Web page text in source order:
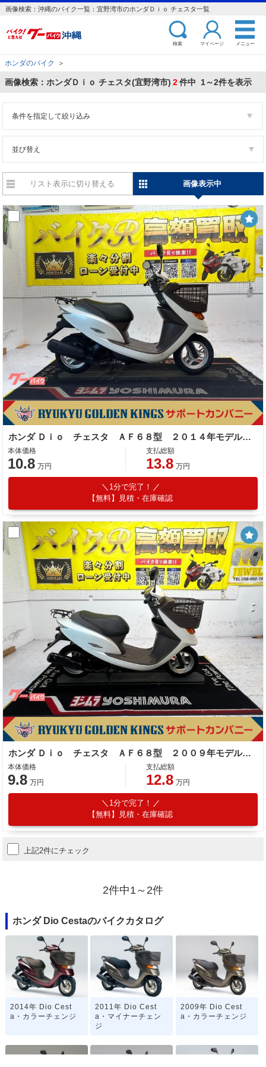
画像検索：沖縄のバイク一覧：宜野湾市のホンダＤｉｏ チェスタ一覧
検索 マイページ メニュー
ホンダのバイク ＞
画像検索：ホンダＤｉｏ チェスタ(宜野湾市) 2件中 1～2件を表示
条件を指定して絞り込み
並び替え
リスト表示に切り替える 画像表示中
ホンダ Ｄｉｏ チェスタ ＡＦ６８型 ２０１４年モデル フロントバスケット
本体価格
10.8 万円
支払総額
13.8 万円
1分で完了！
【無料】見積・在庫確認
ホンダ Ｄｉｏ チェスタ ＡＦ６８型 ２００９年モデル リアキャリア 前カゴ センタースタンド
本体価格
9.8 万円
支払総額
12.8 万円
1分で完了！
【無料】見積・在庫確認
上記2件にチェック
2件中1～2件
ホンダ Dio Cestaのバイクカタログ
2014年 Dio Cest
a・カラーチェンジ
2011年 Dio Cest
a・マイナーチェン
ジ
2009年 Dio Cest
a・カラーチェンジ